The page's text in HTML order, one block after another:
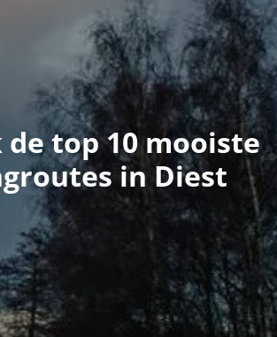
top 10 mooiste
in Diest